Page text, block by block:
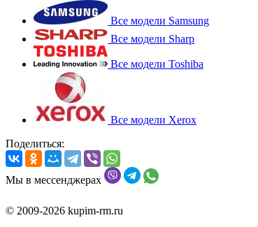
Все модели Samsung
Все модели Sharp
Все модели Toshiba
Все модели Xerox
Поделиться:
Мы в мессенджерах
© 2009-2026 kupim-rm.ru